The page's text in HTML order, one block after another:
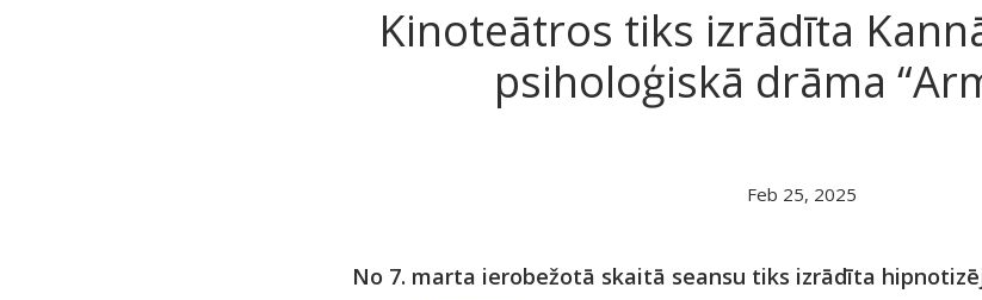
Kinoteātros tiks izrādīta
psiholoģiskā drāma
Feb 25, 2025
No 7. marta ierobežotā skaitā seansu tiks izrādīta